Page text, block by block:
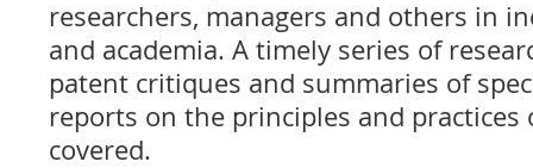
researchers, managers and others in
and academia. A timely series of
patent critiques and summaries of
reports on the principles and practices
covered.